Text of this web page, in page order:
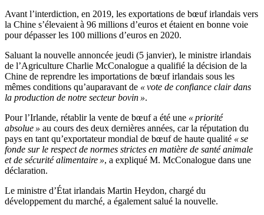
Avant l’interdiction, en 2019, les exportations de bœuf irlandais vers
la Chine s’élevaient à 96 millions d’euros et étaient en bonne voie
pour dépasser les 100 millions d’euros en 2020.
Saluant la nouvelle annoncée jeudi (5 janvier), le ministre irlandais
de l’Agriculture Charlie McConalogue a qualifié la décision de la
Chine de reprendre les importations de bœuf irlandais sous les
mêmes conditions qu’auparavant de « vote de confiance clair dans
la production de notre secteur bovin ».
Pour l’Irlande, rétablir la vente de bœuf a été une « priorité
absolue » au cours des deux dernières années, car la réputation du
pays en tant qu’exportateur mondial de bœuf de haute qualité « se
fonde sur le respect de normes strictes en matière de santé animale
et de sécurité alimentaire », a expliqué M. McConalogue dans une
déclaration.
Le ministre d’État irlandais Martin Heydon, chargé du
développement du marché, a également salué la nouvelle.